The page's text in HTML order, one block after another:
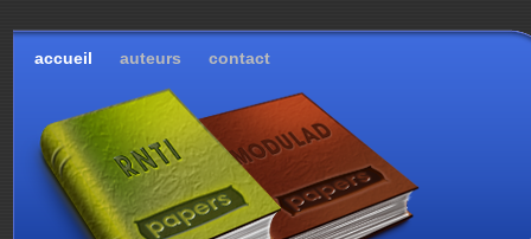
accueil auteurs contact